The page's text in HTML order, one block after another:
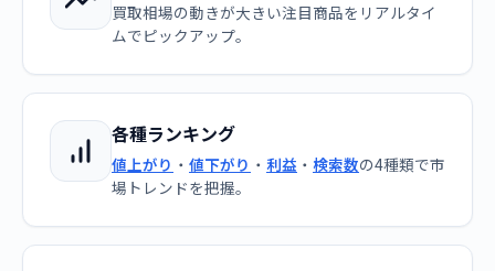
買取相場の動きが大きい注目商品をリアルタイ
ムでピックアップ。
各種ランキング
値上がり ・ 値下がり ・ 利益 ・ 検索数の4種類で市
場トレンドを把握。